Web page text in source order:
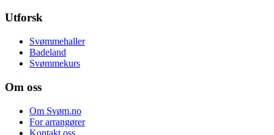
Utforsk
Svømmehaller
Badeland
Svømmekurs
Om oss
Om Svøm.no
For arrangører
Kontakt oss